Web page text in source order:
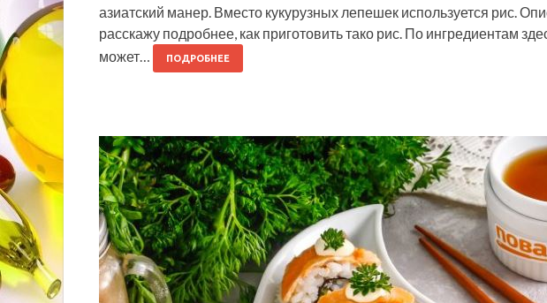
азиатский манер. Вместо кукурузных лепешек используется рис.
расскажу подробнее, как приготовить тако рис. По ингредиентам
может…
ПОДРОБНЕЕ